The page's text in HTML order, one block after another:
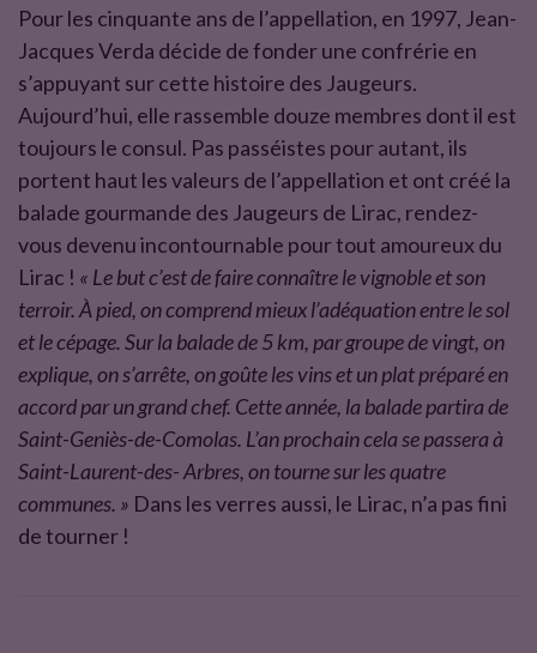
Pour les cinquante ans de l’appellation, en 1997, Jean-
Jacques Verda décide de fonder une confrérie en
s’appuyant sur cette histoire des Jaugeurs.
Aujourd’hui, elle rassemble douze membres dont il est
toujours le consul. Pas passéistes pour autant, ils
portent haut les valeurs de l’appellation et ont créé la
balade gourmande des Jaugeurs de Lirac, rendez-
vous devenu incontournable pour tout amoureux du
Lirac ! « Le but c’est de faire connaître le vignoble et son
terroir. À pied, on comprend mieux l’adéquation entre le sol
et le cépage. Sur la balade de 5 km, par groupe de vingt, on
explique, on s’arrête, on goûte les vins et un plat préparé en
accord par un grand chef. Cette année, la balade partira de
Saint-Geniès-de-Comolas. L’an prochain cela se passera à
Saint-Laurent-des- Arbres, on tourne sur les quatre
communes. » Dans les verres aussi, le Lirac, n’a pas fini
de tourner !